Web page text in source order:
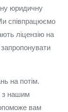
юридичну
співпрацюємо
ліцензію на
запропонувати
на потім.
з нашим
вам